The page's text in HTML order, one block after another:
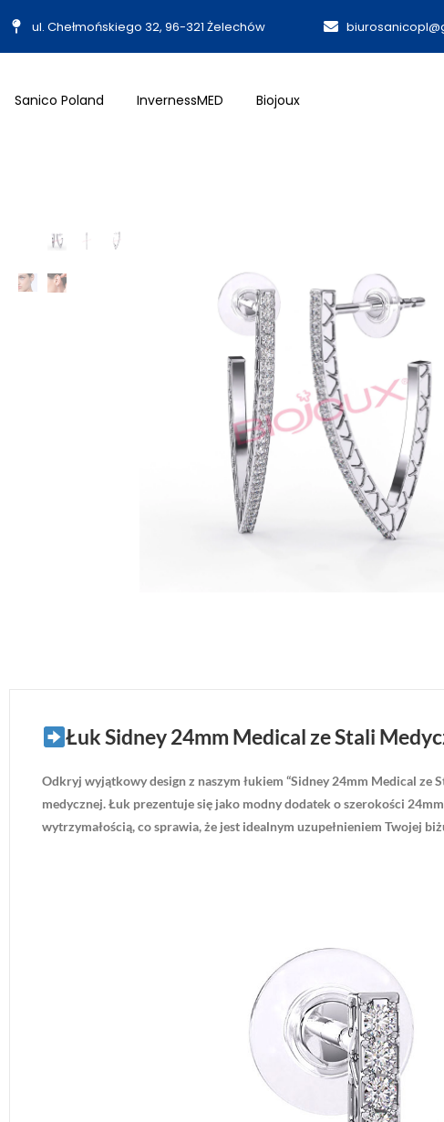
ul. Chełmońskiego 32, 96-321 Żelechów
Sanico Poland InvernessMED Biojoux
Łuk Sidney 24mm Medical ze Stali
Odkryj wyjątkowy design z naszym łukiem “Sidney 24mm Medical ze
medycznej. Łuk prezentuje się jako modny dodatek o szerokości
wytrzymałością, co sprawia, że jest idealnym uzupełnieniem Twojej